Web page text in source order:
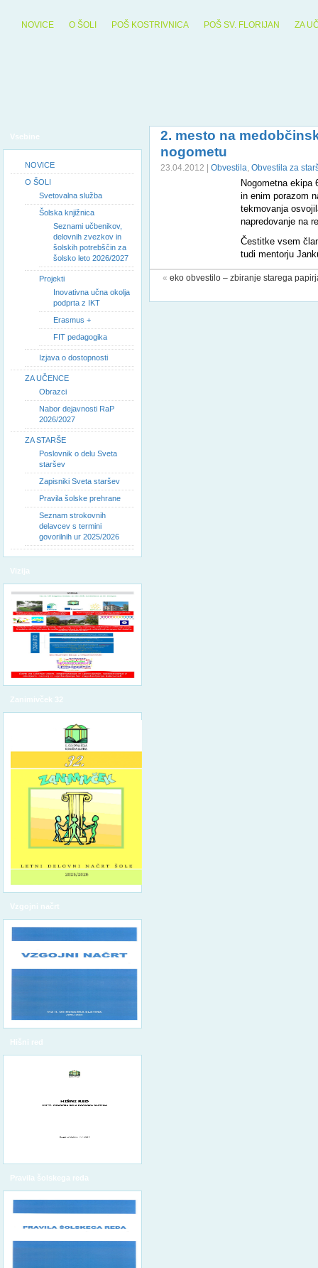
NOVICE O ŠOLI POŠ KOSTRIVNICA POŠ SV. FLORIJAN ZA
Vsebine
NOVICE
O ŠOLI
Svetovalna služba
Šolska knjižnica
Seznami učbenikov,
delovnih zvezkov in
šolskih potrebščin za
šolsko leto 2026/2027
Projekti
Inovativna učna okolja
podprta z IKT
Erasmus +
FIT pedagogika
Izjava o dostopnosti
ZA UČENCE
Obrazci
Nabor dejavnosti RaP
2026/2027
ZA STARŠE
Poslovnik o delu Sveta
staršev
Zapisniki Sveta staršev
Pravila šolske prehrane
Seznam strokovnih
delavcev s termini
govorilnih ur 2025/2026
Vizija
Zanimivček 32
Vzgojni načrt
Hišni red
Pravila šolskega reda
2. mesto na
nogometu
23.04.2012 | Obvestila, Obvestila za
Nogometna ekipa
in enim porazom
tekmovanja
napredovanje na
Čestitke vsem
tudi mentorju
« eko obvestilo – zbiranje starega